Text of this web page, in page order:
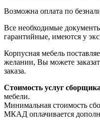
Возможна оплата по
Все необходимые
гарантийные, имеются у
Корпусная мебель
желании, Вы можете
заказа.
Стоимость услуг сборщика
мебели.
Минимальная стоимость
МКАД оплачивается